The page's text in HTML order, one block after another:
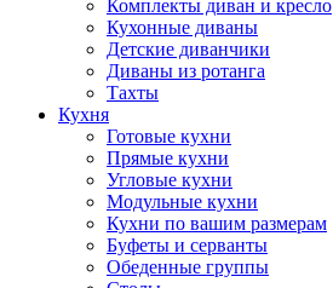
Комплекты диван и кресло
Кухонные диваны
Детские диванчики
Диваны из ротанга
Тахты
Кухня
Готовые кухни
Прямые кухни
Угловые кухни
Модульные кухни
Кухни по вашим размерам
Буфеты и серванты
Обеденные группы